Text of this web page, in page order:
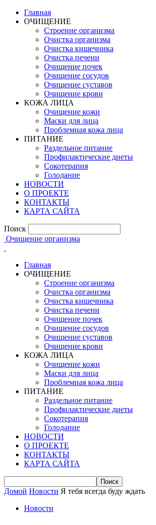
Главная
ОЧИЩЕНИЕ
Строение организма
Очистка организма
Очистка кишечника
Очистка печени
Очищение почек
Очищение сосудов
Очищение суставов
Очищение крови
КОЖА ЛИЦА
Очищение кожи
Маски для лица
Проблемная кожа лица
ПИТАНИЕ
Раздельное питание
Профилактические диеты
Сокотерапия
Голодание
НОВОСТИ
О ПРОЕКТЕ
КОНТАКТЫ
КАРТА САЙТА
Поиск
Очищение организма
Главная
ОЧИЩЕНИЕ
Строение организма
Очистка организма
Очистка кишечника
Очистка печени
Очищение почек
Очищение сосудов
Очищение суставов
Очищение крови
КОЖА ЛИЦА
Очищение кожи
Маски для лица
Проблемная кожа лица
ПИТАНИЕ
Раздельное питание
Профилактические диеты
Сокотерапия
Голодание
НОВОСТИ
О ПРОЕКТЕ
КОНТАКТЫ
КАРТА САЙТА
Домой Новости Я тебя всегда буду ждать
Новости